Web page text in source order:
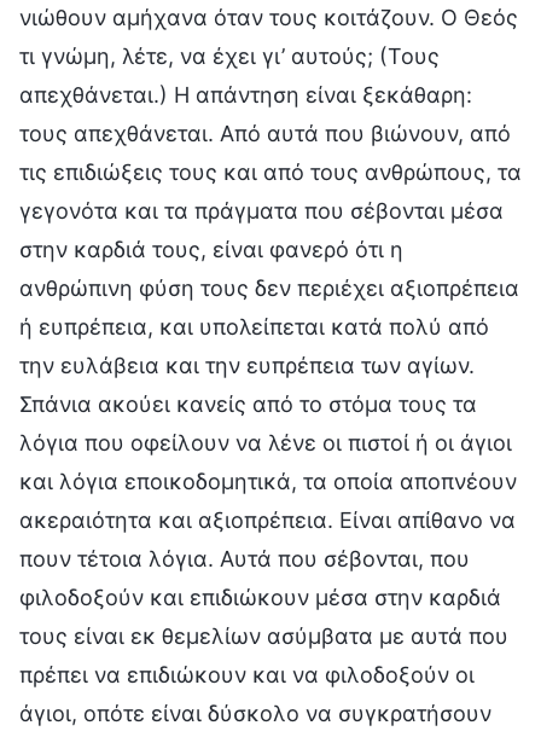
νιώθουν αμήχανα όταν τους κοιτάζουν. Ο Θεός
τι γνώμη, λέτε, να έχει γι’ αυτούς; (Τους
απεχθάνεται.) Η απάντηση είναι ξεκάθαρη:
τους απεχθάνεται. Από αυτά που βιώνουν, από
τις επιδιώξεις τους και από τους ανθρώπους, τα
γεγονότα και τα πράγματα που σέβονται μέσα
στην καρδιά τους, είναι φανερό ότι η
ανθρώπινη φύση τους δεν περιέχει αξιοπρέπεια
ή ευπρέπεια, και υπολείπεται κατά πολύ από
την ευλάβεια και την ευπρέπεια των αγίων.
Σπάνια ακούει κανείς από το στόμα τους τα
λόγια που οφείλουν να λένε οι πιστοί ή οι άγιοι
και λόγια εποικοδομητικά, τα οποία αποπνέουν
ακεραιότητα και αξιοπρέπεια. Είναι απίθανο να
πουν τέτοια λόγια. Αυτά που σέβονται, που
φιλοδοξούν και επιδιώκουν μέσα στην καρδιά
τους είναι εκ θεμελίων ασύμβατα με αυτά που
πρέπει να επιδιώκουν και να φιλοδοξούν οι
άγιοι, οπότε είναι δύσκολο να συγκρατήσουν